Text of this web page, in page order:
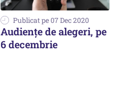
Publicat pe 07 Dec 2020
Audiențe de alegeri, pe
6 decembrie